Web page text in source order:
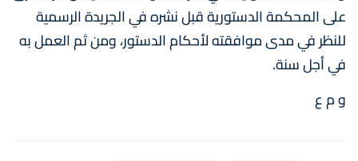
على المحكمة الدستورية قبل نشره في الجريدة الرسمية
للنظر في مدى موافقته لأحكام الدستور، ومن ثم العمل به
في أجل سنة.
و م ع